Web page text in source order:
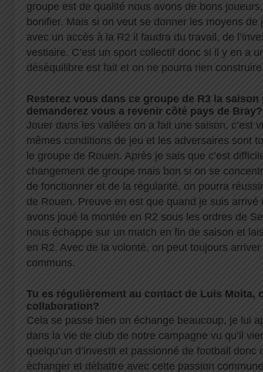
groupe est de qualité nous avons de bons
bonifier. Mais si on veut se donner les moyens
avec un accès à la R2 il faudra du travail, de
vestiaire. C’est un sport collectif donc si il y en a
déséquilibre est fait et on ne pourra rien
Resterez vous dans ce groupe de R3 la
demanderez vous a revenir côté pays de Bray?
Jouer dans les vallées on a fait une saison, c’est
mêmes conditions de jeu et les adversaires sont
le groupe de Rouen. Après je sais que c’est
changement de groupe mais bon si on se
de fonctionner et de la régularité, on pourra
de Rouen. Preuve en est que quand je suis arrivé
avons joué la montée en R2 sous les ordres de
nous échappe sur un match en fin de saison et
en R2. Avec de la volonté, on peut toujours
communs.
Tu es régulièrement au contact de Luis Moita,
collaboration?
Cela se passe bien on échange beaucoup, je lui
dans la vie de club de notre campagne vu qu’il
quelqu’un d’investit et passionné de football donc
échanger et débattre avec cette passion